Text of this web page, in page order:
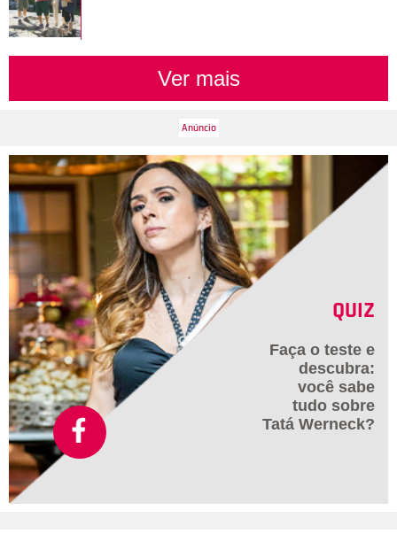
Ver mais
QUIZ
Faça o teste e
descubra:
você sabe
tudo sobre
Tatá Werneck?